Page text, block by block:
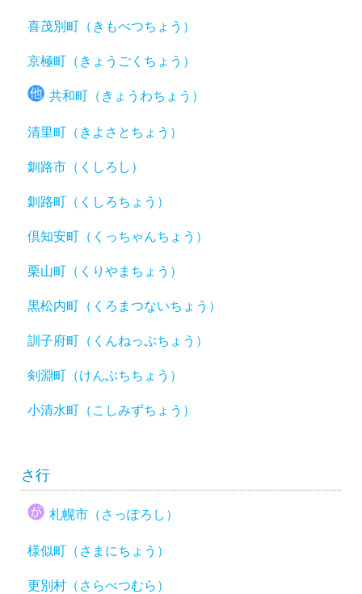
喜茂別町（きもべつちょう）
京極町（きょうごくちょう）
共和町（きょうわちょう）
清里町（きよさとちょう）
釧路市（くしろし）
釧路町（くしろちょう）
倶知安町（くっちゃんちょう）
栗山町（くりやまちょう）
黒松内町（くろまつないちょう）
訓子府町（くんねっぷちょう）
剣淵町（けんぶちちょう）
小清水町（こしみずちょう）
さ行
札幌市（さっぽろし）
様似町（さまにちょう）
更別村（さらべつむら）